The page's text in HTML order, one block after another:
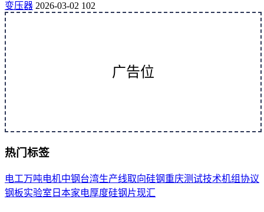
变压器 2026-03-02 102
广告位
热门标签
电工万吨电机中钢台湾生产线取向硅钢重庆测试技术机组协议
钢板实验室 日本家电厚度硅钢片现汇